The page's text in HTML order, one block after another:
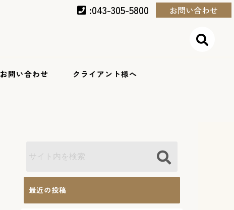
お問い合わせ
:043-305-5800
お問い合わせ クライアント様へ
最近の投稿